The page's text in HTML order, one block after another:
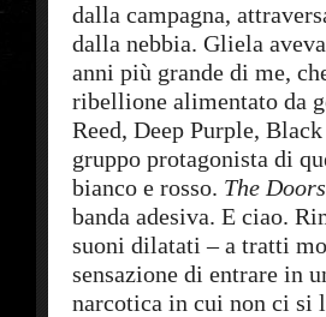
dalla campagna,
dalla nebbia. Gliela
anni più grande di me,
ribellione alimentato da
Reed, Deep Purple,
gruppo protagonista di
bianco e rosso. The Doors
banda adesiva. E ciao.
suoni dilatati – a tratti
sensazione di entrare in
narcotica in cui non ci si